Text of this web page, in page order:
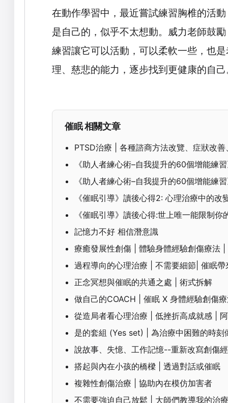
在動作學習中，最近嘗試練習胸椎的活
是自己的，似乎不太想動。威力老師鼓
練習讓它可以活動，可以柔軟一些，也
理、慈悲的能力，逐步找到更健康的自己
催眠 相關文章
PTSD治療 | 各種諮商方法改覽、症狀改
《助人者練心術–自我提升的60個增能練
《助人者練心術–自我提升的60個增能練
《催眠引導》讀後心得2: 心理治療中的
《催眠引導》讀後心得:世上唯一能限制
記憶力不好 相信潛意識
療癒發展性創傷 | 體驗身體經驗創傷療法
過程導向的心理治療 | 不需要細節| 催眠
正念冥想與催眠的共通之處 | 術式拆解
做自己的COACH | 催眠 X 身體經驗創傷
從造局者看心理治療 | 低挫折高成就感 |
是的套組 (Yes set) | 為治療中困難的時刻
說故事、失憶、工作記憶--重新改寫創傷
搭起與內在小孩的橋樑 | 透過對話或催眠
複雜性創傷治療 | 協助內在模仿加害者
不需要強迫自己放鬆 | 大師們教導我的治